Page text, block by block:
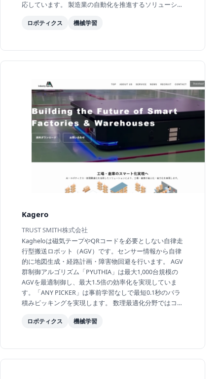
応しています。 製造業の自動化を推進するソリューショ
ロボティクス
機械学習
Kagero
TRUST SMITH株式会社
Kagheloは磁気テープやQRコードを必要としない自律走
行型搬送ロボット（AGV）です。センサー情報から自律
的に地図生成・経路計画・障害物回避を行います。 AGV
群制御アルゴリズム「PYUTHIA」は最大1,000台規模の
AGVを最適制御し、最大1.5倍の効率化を実現していま
す。「ANY PICKER」は事前学習なしで最短0.1秒のバラ
積みピッキングを実現します。 数理最適化分野ではコン
に...ロボティクス 機械学習